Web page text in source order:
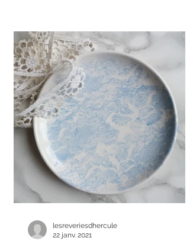
lesreveriesdhercule
22 janv. 2021